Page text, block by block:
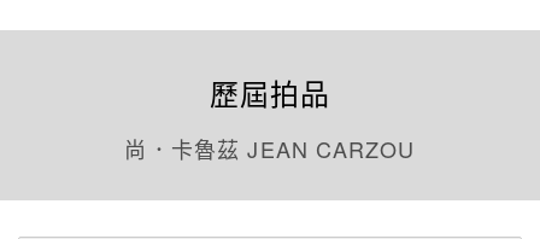
歷屆拍品
尚．卡魯茲 JEAN CARZOU